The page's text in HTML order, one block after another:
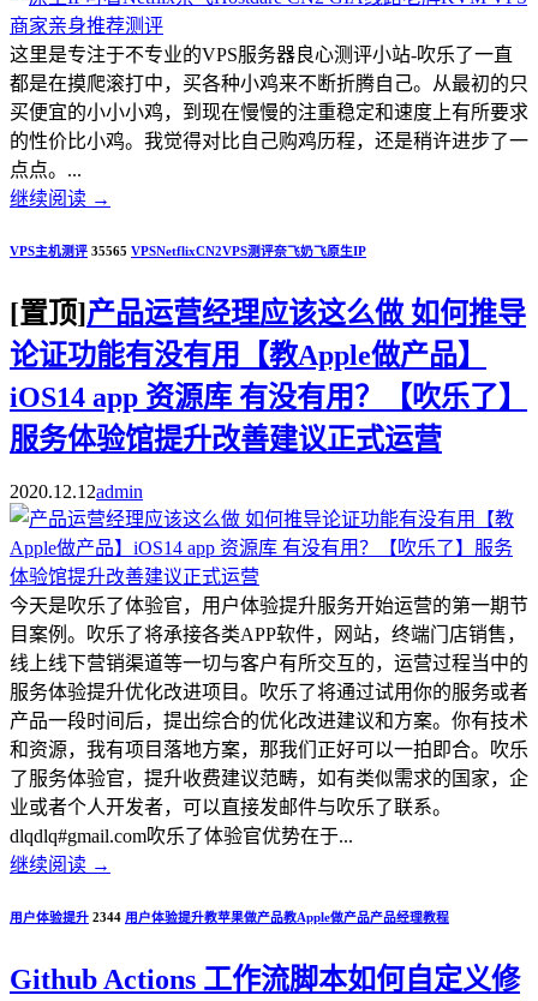
这里是专注于不专业的VPS服务器良心测评小站-吹乐了一直
都是在摸爬滚打中，买各种小鸡来不断折腾自己。从最初的只
买便宜的小小小鸡，到现在慢慢的注重稳定和速度上有所要求
的性价比小鸡。我觉得对比自己购鸡历程，还是稍许进步了一
点点。...
继续阅读 →
VPS主机测评 35565 VPSNetflixCN2VPS测评奈飞奶飞原生IP
[置顶]产品运营经理应该这么做 如何推导
论证功能有没有用【教Apple做产品】
iOS14 app 资源库 有没有用？【吹乐了】
服务体验馆提升改善建议正式运营
2020.12.12admin
今天是吹乐了体验官，用户体验提升服务开始运营的第一期节
目案例。吹乐了将承接各类APP软件，网站，终端门店销售，
线上线下营销渠道等一切与客户有所交互的，运营过程当中的
服务体验提升优化改进项目。吹乐了将通过试用你的服务或者
产品一段时间后，提出综合的优化改进建议和方案。你有技术
和资源，我有项目落地方案，那我们正好可以一拍即合。吹乐
了服务体验官，提升收费建议范畴，如有类似需求的国家，企
业或者个人开发者，可以直接发邮件与吹乐了联系。
dlqdlq#gmail.com吹乐了体验官优势在于...
继续阅读 →
用户体验提升 2344 用户体验提升教苹果做产品教Apple做产品产品经理教程
Github Actions 工作流脚本如何自定义修